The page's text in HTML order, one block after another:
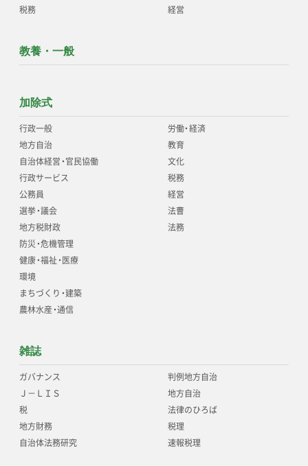
税務 経営
教養・一般
加除式
行政一般
地方自治
自治体経営・官民協働
行政サービス
公務員
選挙・議会
地方税財政
防災・危機管理
健康・福祉・医療
環境
まちづくり・建築
農林水産・通信
労働・経済
教育
文化
税務
経営
法曹
法務
雑誌
ガバナンス
Ｊ－ＬＩＳ
税
地方財務
自治体法務研究
判例地方自治
地方自治
法律のひろば
税理
速報税理